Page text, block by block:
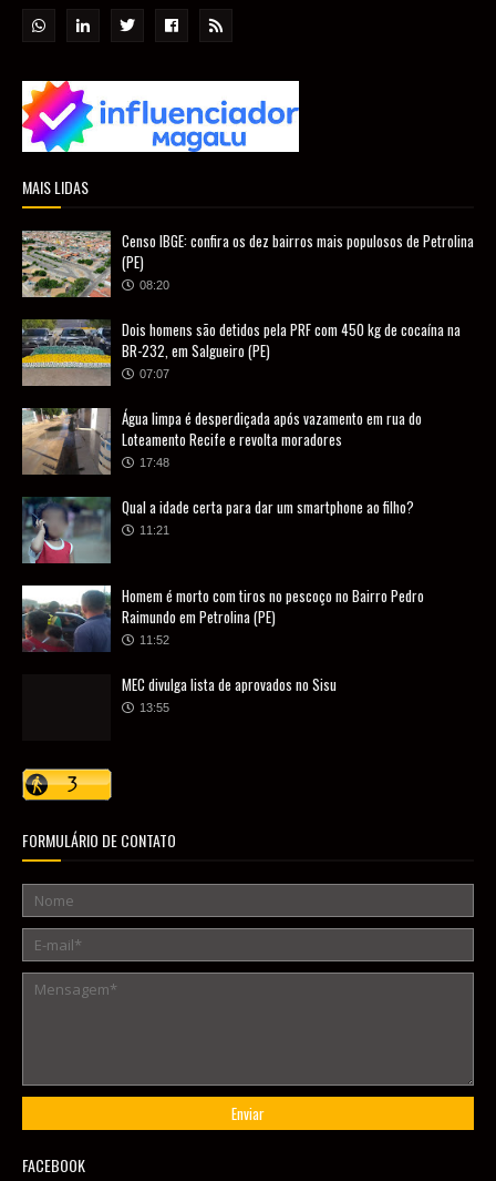
MAIS LIDAS
Censo IBGE: confira os dez bairros mais populosos de Petrolina
(PE)
08:20
Dois homens são detidos pela PRF com 450 kg de cocaína na
BR-232, em Salgueiro (PE)
07:07
Água limpa é desperdiçada após vazamento em rua do
Loteamento Recife e revolta moradores
17:48
Qual a idade certa para dar um smartphone ao filho?
11:21
Homem é morto com tiros no pescoço no Bairro Pedro
Raimundo em Petrolina (PE)
11:52
MEC divulga lista de aprovados no Sisu
13:55
FORMULÁRIO DE CONTATO
FACEBOOK